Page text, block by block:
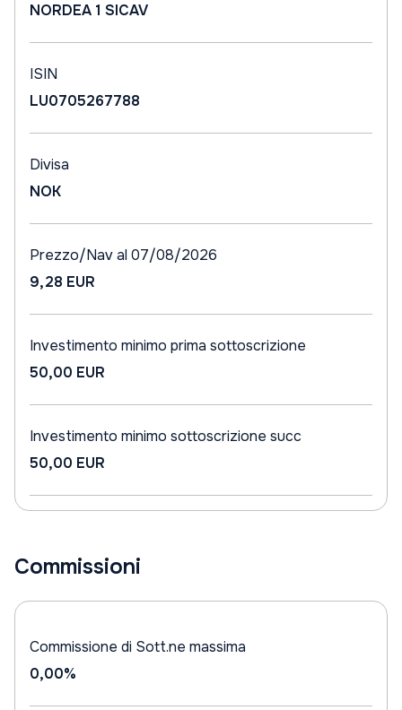
NORDEA 1 SICAV
ISIN
LU0705267788
Divisa
NOK
Prezzo/Nav al 07/08/2026
9,28 EUR
Investimento minimo prima sottoscrizione
50,00 EUR
Investimento minimo sottoscrizione succ
50,00 EUR
Commissioni
Commissione di Sott.ne massima
0,00%